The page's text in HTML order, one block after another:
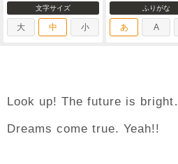
文字サイズ
大 中 小
ふりがな
あ A
Look up! The future is
Dreams come true. Yeah!!